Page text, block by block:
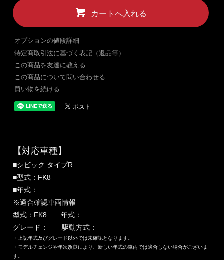
カートへ入れる
オプションの値段詳細
特定商取引法に基づく表記（返品等）
この商品を友達に教える
この商品について問い合わせる
買い物を続ける
【対応車種】
■シビック タイプR
■型式：FK8
■年式：
※適合確認車両情報
型式：FK8 年式：
グレード： 駆動方式：
・上記年式及びグレード以外では未確認となります。
・モデルチェンジや年次改良により、新しい年式の車両では適合しない場合がございま
す。